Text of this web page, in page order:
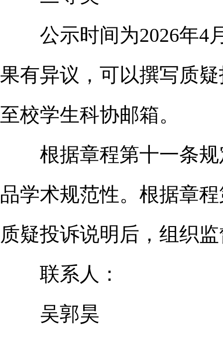
公示时间为2026年4月
果有异议，可以撰写质
至校学生科协邮箱。
根据章程第十一条规
品学术规范性。根据章
质疑投诉说明后，组织
联系人：
吴郭昊